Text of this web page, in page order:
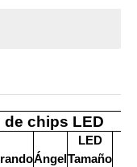
de chips LED
Ángel
LED
Tamaño